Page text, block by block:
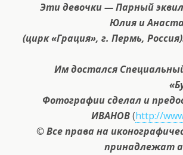
Эти девочки — Парный
Юлия и
(цирк «Грация», г. Пермь,
Им достался
Фотографии сделал и
ИВАНОВ(http://
© Все права на
принадлежат